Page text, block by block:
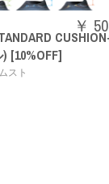
SHBAZ2M
パワークッシ
バドミントンシュー